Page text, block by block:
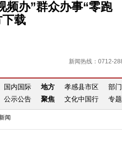
频办”群众办事“零跑
下载
新闻热线：0712-
国内国际 地方 孝感县市区
部门
公示公告 聚焦 文化中国行 专题
闻